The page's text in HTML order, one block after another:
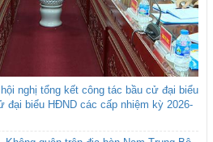
nghị tổng kết công tác bầu cử đại biểu
đại biểu HĐND các cấp nhiệm kỳ 2026-